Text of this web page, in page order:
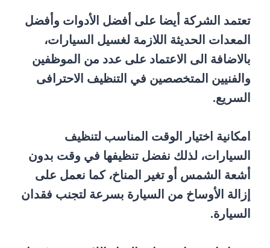
تعتمد الشركة أيضا على أفضل الأدوات وأفضل
المعدات الحديثة اللازمة لغسيل السيارات،
بالاضافة الى الاعتماد على عدد من الموظفين
والفنيين المتخصصين في التنظيف الاحترافى
السريع.
امكانية اختيار الوقت المناسب لتنظيف
السيارات، لذلك نفضل تنظيفها في وقت بدون
أشعة الشمس أو تغير المناخ، كما نعمل على
إزالة الأوساخ من السيارة بسرعة لتجنب فقدان
السيارة.